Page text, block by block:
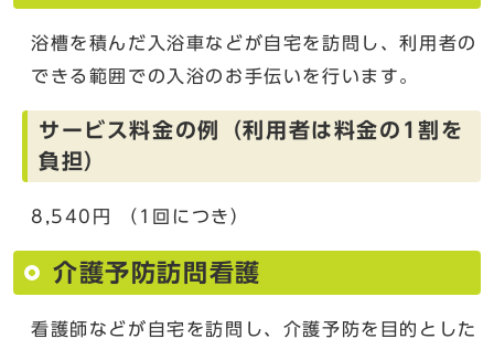
浴槽を積んだ入浴車などが自宅を訪問し、利用者の
できる範囲での入浴のお手伝いを行います。
サービス料金の例（利用者は料金の1割を
負担）
8,540円 （1回につき）
介護予防訪問看護
看護師などが自宅を訪問し、介護予防を目的とした